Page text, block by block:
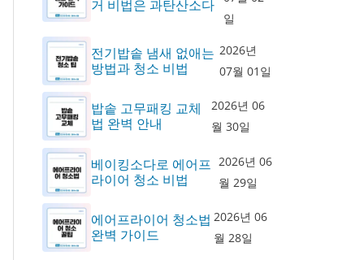
거 비법은 과탄산소다
일
전기밥솥 냄새 없애는
방법과 청소 비법
2026년
07월 01일
밥솥 고무패킹 교체
법 완벽 안내
2026년 06
월 30일
베이킹소다로 에어프
라이어 청소 비법
2026년 06
월 29일
에어프라이어 청소법
완벽 가이드
2026년 06
월 28일